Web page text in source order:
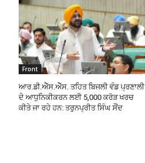
Front
ਆਰ.ਡੀ.ਐੱਸ.ਐੱਸ. ਤਹਿਤ ਬਿਜਲੀ ਵੰਡ ਪ੍ਰਣਾਲੀ
ਦੇ ਆਧੁਨਿਕੀਕਰਨ ਲਈ 5,000 ਕਰੋੜ ਖਰਚ
ਕੀਤੇ ਜਾ ਰਹੇ ਹਨ: ਤਰੁਨਪ੍ਰੀਤ ਸਿੰਘ ਸੌਂਦ